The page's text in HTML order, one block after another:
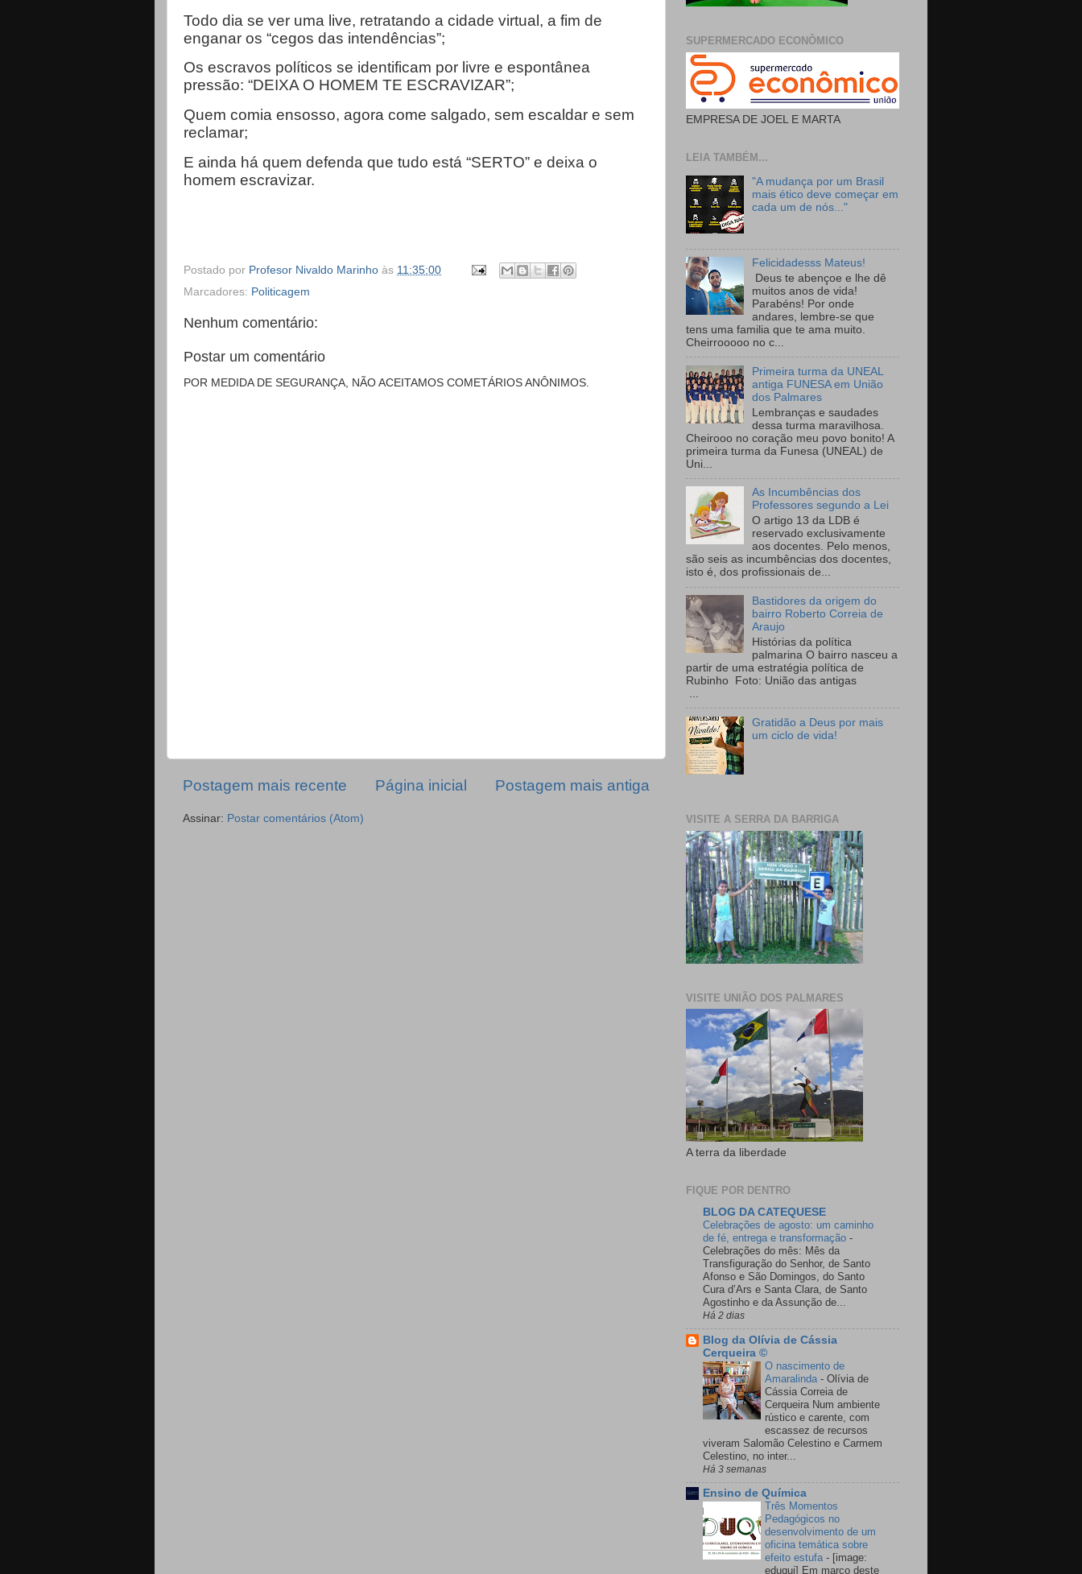
Todo dia se ver uma live, retratando a cidade virtual, a fim de
enganar os “cegos das intendências”;
Os escravos políticos se identificam por livre e espontânea
pressão: “DEIXA O HOMEM TE ESCRAVIZAR”;
Quem comia ensosso, agora come salgado, sem escaldar e sem
reclamar;
E ainda há quem defenda que tudo está “SERTO” e deixa o
homem escravizar.
Postado por Profesor Nivaldo Marinho às 11:35:00
Marcadores: Politicagem
Nenhum comentário:
Postar um comentário
POR MEDIDA DE SEGURANÇA, NÃO ACEITAMOS COMETÁRIOS ANÔNIMOS.
Postagem mais recente Postagem mais antiga
Página inicial
Assinar: Postar comentários (Atom)
SUPERMERCADO ECONÔMICO
EMPRESA DE JOEL E MARTA
LEIA TAMBÉM...
"A mudança por um Brasil
mais ético deve começar em
cada um de nós..."
Felicidadesss Mateus!
Deus te abençoe e lhe dê
muitos anos de vida!
Parabéns! Por onde
andares, lembre-se que
tens uma familia que te ama muito.
Cheirrooooo no c...
Primeira turma da UNEAL
antiga FUNESA em União
dos Palmares
Lembranças e saudades
dessa turma maravilhosa.
Cheirooo no coração meu povo bonito! A
primeira turma da Funesa (UNEAL) de
Uni...
As Incumbências dos
Professores segundo a Lei
O artigo 13 da LDB é
reservado exclusivamente
aos docentes. Pelo menos,
são seis as incumbências dos docentes,
isto é, dos profissionais de...
Bastidores da origem do
bairro Roberto Correia de
Araujo
Histórias da política
palmarina O bairro nasceu a
partir de uma estratégia política de
Rubinho Foto: União das antigas
Gratidão a Deus por mais
um ciclo de vida!
VISITE A SERRA DA BARRIGA
VISITE UNIÃO DOS PALMARES
A terra da liberdade
FIQUE POR DENTRO
BLOG DA CATEQUESE
Celebrações de agosto: um caminho
de fé, entrega e transformação -
Celebrações do mês: Mês da
Transfiguração do Senhor, de Santo
Afonso e São Domingos, do Santo
Cura d’Ars e Santa Clara, de Santo
Agostinho e da Assunção de...
Há 2 dias
Blog da Olívia de Cássia
Cerqueira ©
O nascimento de
Amaralinda - Olívia de
Cássia Correia de
Cerqueira Num ambiente
rústico e carente, com
escassez de recursos
viveram Salomão Celestino e Carmem
Celestino, no inter...
Há 3 semanas
Ensino de Química
Três Momentos
Pedagógicos no
desenvolvimento de um
oficina temática sobre
efeito estufa - [image:
eduqui] Em março deste